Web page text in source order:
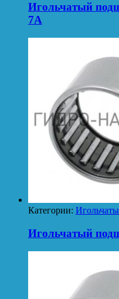
Игольчатый
7A
Категории:
Игольчатый